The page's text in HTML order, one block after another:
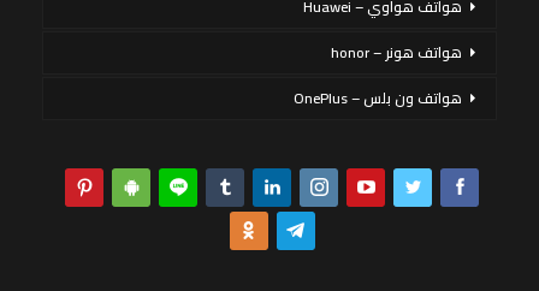
هواتف هواوي – Huawei
هواتف هونر – honor
هواتف ون بلس – OnePlus